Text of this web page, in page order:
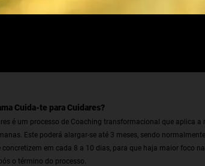
Cuida-te para Cuidares?
é um processo de Coaching transformacional que aplica
Este poderá alargar-se até 3 meses, sendo
concretizem em cada 8 a 10 dias, para que haja maior foco
o término do processo.